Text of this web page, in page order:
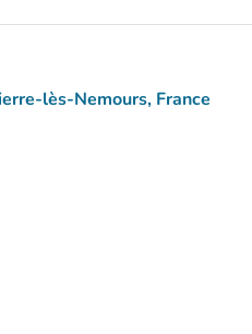
lès-Nemours, France
Google Maps)
onglet)